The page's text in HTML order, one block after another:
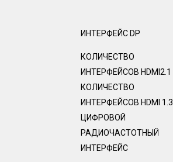
ИНТЕРФЕЙС DP
КОЛИЧЕСТВО
ИНТЕРФЕЙСОВ HDMI2.1
КОЛИЧЕСТВО
ИНТЕРФЕЙСОВ HDMI 1.3
ЦИФРОВОЙ
РАДИОЧАСТОТНЫЙ
ИНТЕРФЕЙС